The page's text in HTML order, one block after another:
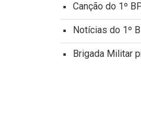
Canção do 1º
Notícias do 1º
Brigada Militar